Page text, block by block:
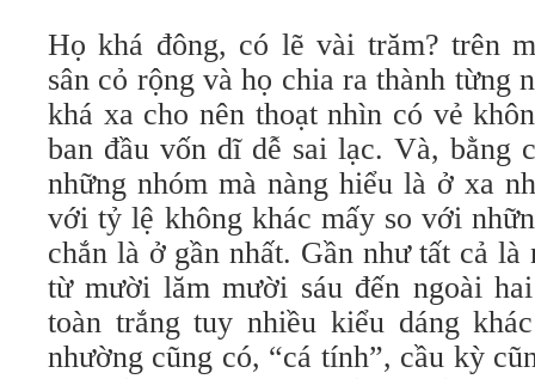
Họ khá đông, có lẽ vài trăm? trên
sân cỏ rộng và họ chia ra thành từng
khá xa cho nên thoạt nhìn có vẻ
ban đầu vốn dĩ dễ sai lạc. Và, bằng
những nhóm mà nàng hiểu là ở xa
với tỷ lệ không khác mấy so với
chắn là ở gần nhất. Gần như tất cả
từ mười lăm mười sáu đến ngoài
toàn trắng tuy nhiều kiểu dáng
nhường cũng có, “cá tính”, cầu kỳ